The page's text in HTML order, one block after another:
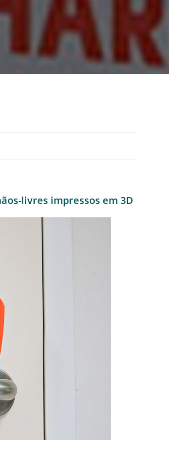
livres impressos em 3D